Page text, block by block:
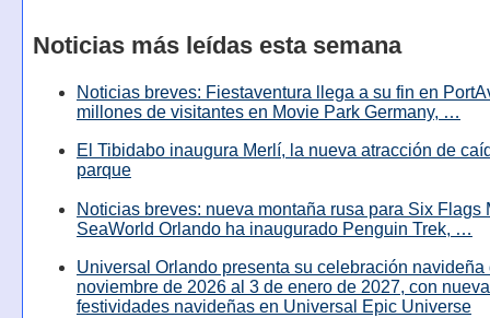
Noticias más leídas esta semana
Noticias breves: Fiestaventura llega a su fin en
millones de visitantes en Movie Park Germany, …
El Tibidabo inaugura Merlí, la nueva atracción de
parque
Noticias breves: nueva montaña rusa para Six Flags
SeaWorld Orlando ha inaugurado Penguin Trek, …
Universal Orlando presenta su celebración navideña
noviembre de 2026 al 3 de enero de 2027, con
festividades navideñas en Universal Epic Universe